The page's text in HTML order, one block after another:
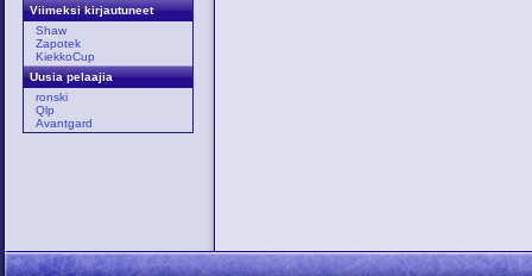
Viimeksi kirjautuneet
Shaw
Zapotek
KiekkoCup
Uusia pelaajia
ronski
Qlp
Avantgard